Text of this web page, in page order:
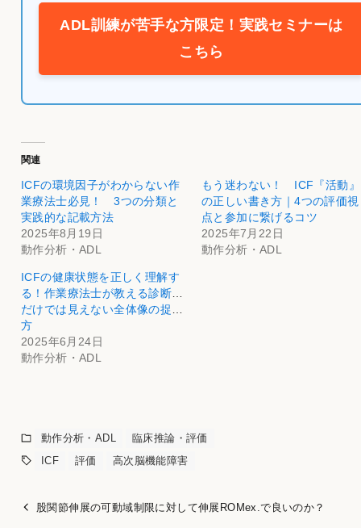
ADL訓練が苦手な方限定！実践セミナーは
こちら
関連
ICFの環境因子がわからない作
業療法士必見！ 3つの分類と
実践的な記載方法
2025年8月19日
動作分析・ADL
もう迷わない！ ICF『活動』
の正しい書き方｜4つの評価視
点と参加に繋げるコツ
2025年7月22日
動作分析・ADL
ICFの健康状態を正しく理解す
る！作業療法士が教える診断名
だけでは見えない全体像の捉え
方
2025年6月24日
動作分析・ADL
動作分析・ADL
臨床推論・評価
ICF
評価 高次脳機能障害
股関節伸展の可動域制限に対して伸展ROMex.で良いのか？